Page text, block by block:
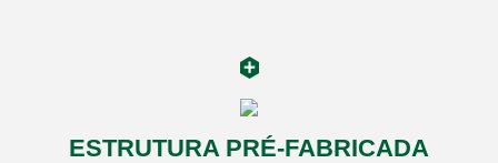
ESTRUTURA PRÉ-FABRICADA